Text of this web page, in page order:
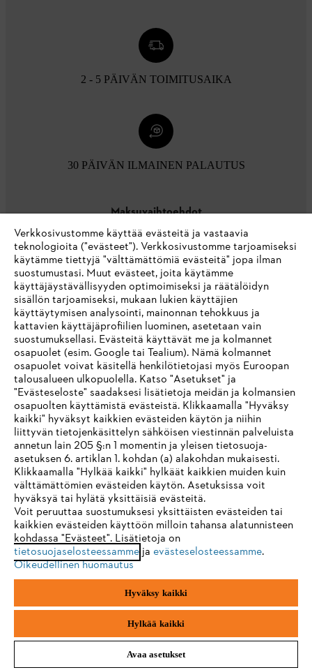
2 - 5 PÄIVÄN TOIMITUSAIKA
30 PÄIVÄN ILMAINEN PALAUTUS
Maksuvaihtoehdot
Yritys
STIHL FAQ
Palvelut
Yleiset ehdot Tietosuojakäytäntö Impressum
Evästeet Takuuehdot Oikeudelliset tiedot
Koivupuistontie 10 B
IHR BROWSER WIRD NICHT
UNTERSTÜTZT
Sie nutzen einen Browser, den wir noch nicht unterstützen. Für
eine optimale Nutzung unserer Seite empfehlen wir Ihnen, zu
einem der folgenden Browser zu wechseln:
Firefox Chrome
Verkkosivustomme käyttää evästeitä ja vastaavia
teknologioita ("evästeet"). Verkkosivustomme tarjoamiseksi
käytämme tiettyjä "välttämättömiä evästeitä" jopa ilman
suostumustasi. Muut evästeet, joita käytämme
käyttäjäystävällisyyden optimoimiseksi ja räätälöidyn
sisällön tarjoamiseksi, mukaan lukien käyttäjien
käyttäytymisen analysointi, mainonnan tehokkuus ja
kattavien käyttäjäprofiilien luominen, asetetaan vain
suostumuksellasi. Evästeitä käyttävät me ja kolmannet
osapuolet (esim. Google tai Tealium). Nämä kolmannet
osapuolet voivat käsitellä henkilötietojasi myös Euroopan
talousalueen ulkopuolella. Katso "Asetukset" ja
"Evästeseloste" saadaksesi lisätietoja meidän ja kolmansien
osapuolten käyttämistä evästeistä. Klikkaamalla "Hyväksy
kaikki" hyväksyt kaikkien evästeiden käytön ja niihin
liittyvän tietojenkäsittelyn sähköisen viestinnän palveluista
annetun lain 205 §:n 1 momentin ja yleisen tietosuoja-
asetuksen 6. artiklan 1. kohdan (a) alakohdan mukaisesti.
Klikkaamalla "Hylkää kaikki" hylkäät kaikkien muiden kuin
välttämättömien evästeiden käytön. Asetuksissa voit
hyväksyä tai hylätä yksittäisiä evästeitä.
Voit peruuttaa suostumuksesi yksittäisten evästeiden tai
kaikkien evästeiden käyttöön milloin tahansa alatunnisteen
kohdassa "Evästeet". Lisätietoja on
tietosuojaselosteessammeja evästeselosteessamme.
Oikeudellinen huomautus
Hyväksy kaikki
Hylkää kaikki
Avaa asetukset